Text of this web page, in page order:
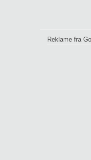
Reklame fra